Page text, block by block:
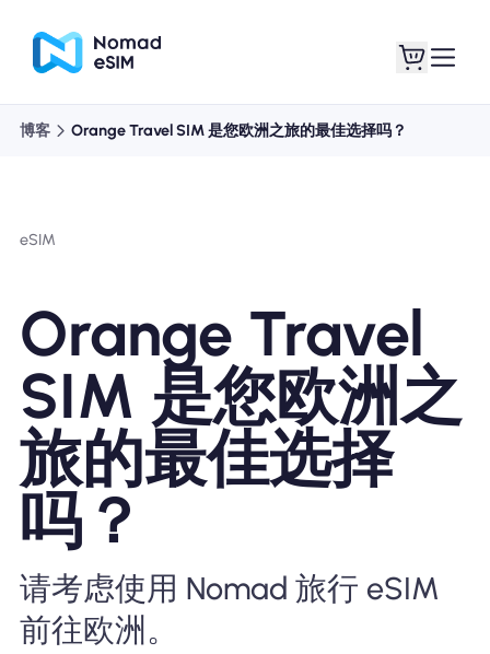
关于 eSIM
为什么选择Nomad eSIM
使用 eSIM
博客 Orange Travel SIM 是您欧洲之旅的最佳选择吗？
eSIM
Orange Travel
SIM 是您欧洲之
旅的最佳选择
吗？
请考虑使用 Nomad 旅行 eSIM
前往欧洲。